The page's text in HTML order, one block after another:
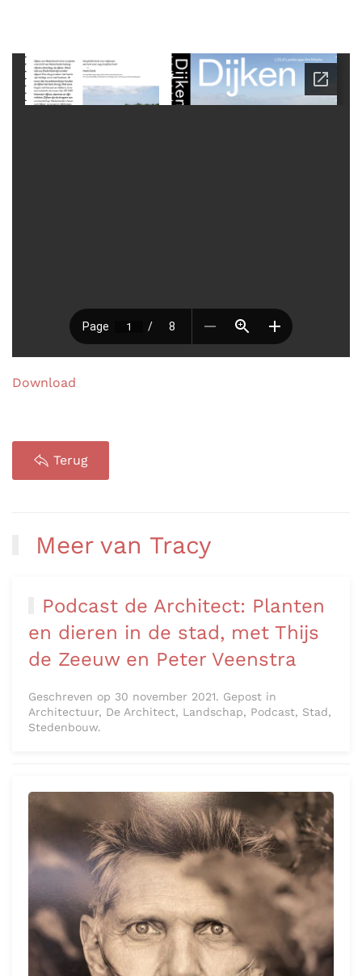
Download
Terug
Meer van Tracy
Podcast de Architect: Planten
en dieren in de stad, met Thijs
de Zeeuw en Peter Veenstra
Geschreven op 30 november 2021. Gepost in
Architectuur, De Architect, Landschap, Podcast, Stad,
Stedenbouw.